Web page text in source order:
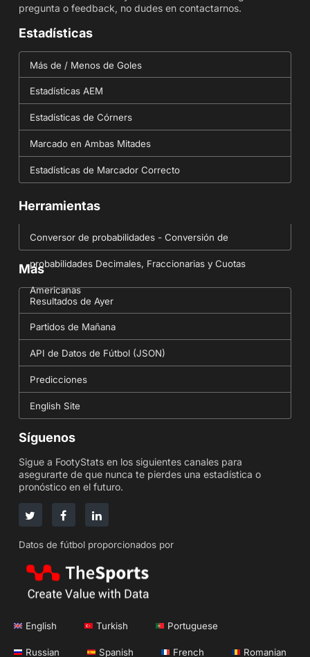
pregunta o feedback, no dudes en contactarnos.
Estadísticas
Más de / Menos de Goles
Estadísticas AEM
Estadísticas de Córners
Marcado en Ambas Mitades
Estadísticas de Marcador Correcto
Herramientas
Conversor de probabilidades - Conversión de
probabilidades Decimales, Fraccionarias y Cuotas
Americanas
Más
Resultados de Ayer
Partidos de Mañana
API de Datos de Fútbol (JSON)
Predicciones
English Site
Síguenos
Sigue a FootyStats en los siguientes canales para
asegurarte de que nunca te pierdes una estadística o
pronóstico en el futuro.
Datos de fútbol proporcionados por
English Turkish Portuguese
Russian Spanish French Romanian